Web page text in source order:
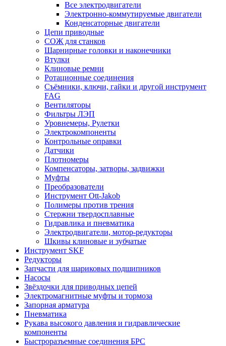
Все электродвигатели
Электронно-коммутируемые двигатели
Конденсаторные двигатели
Цепи приводные
СОЖ для станков
Шарнирные головки и наконечники
Втулки
Клиновые ремни
Ротационные соединения
Съёмники, ключи, гайки и другой инструмент
FAG
Вентиляторы
Фильтры ЛЭП
Уровнемеры, Рулетки
Электрокомпоненты
Контрольные оправки
Датчики
Плотномеры
Компенсаторы, затворы, задвижки
Муфты
Преобразователи
Инструмент Ott-Jakob
Полимеры против трения
Стержни твердосплавные
Гидравлика и пневматика
Электродвигатели, мотор-редукторы
Шкивы клиновые и зубчатые
Инструмент SKF
Редукторы
Запчасти для шариковых подшипников
Насосы
Звёздочки для приводных цепей
Электромагнитные муфты и тормоза
Запорная арматура
Пневматика
Рукава высокого давления и гидравлические
компоненты
Быстроразъемные соединения БРС